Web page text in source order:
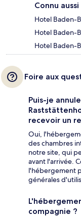
Connu
Hotel Baden-
Hotel Baden-
Hotel Baden-
Foire aux
Puis-je
recevoir un
Oui,
des chambres
notre site, qui
avant l'arrivée.
l'hébergement
générales
compagnie ?